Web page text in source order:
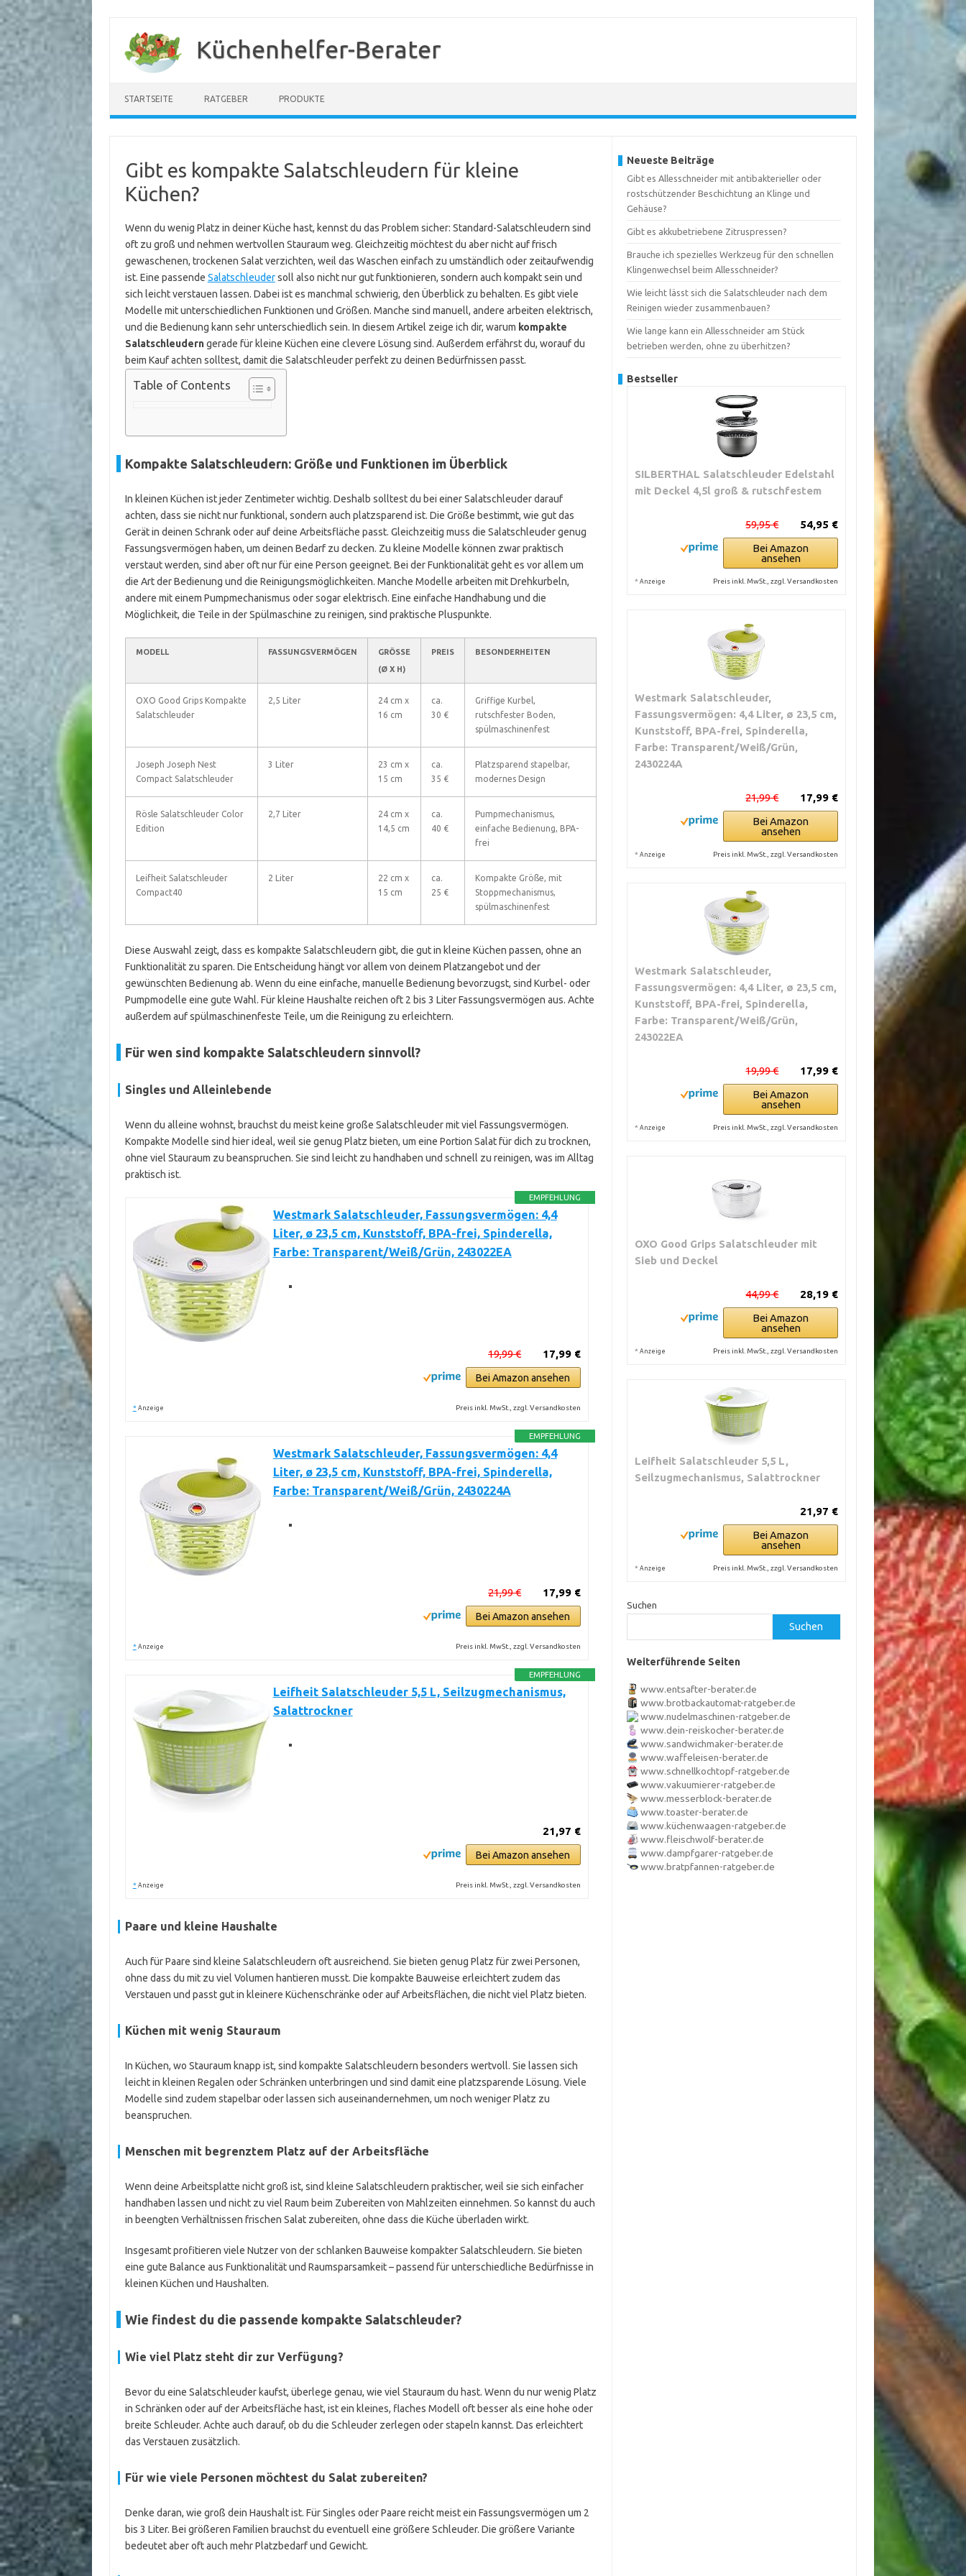
springen
Küchenhelfer-Berater
STARTSEITE RATGEBER PRODUKTE
Gibt es kompakte Salatschleudern für kleine
Küchen?
Wenn du wenig Platz in deiner Küche hast, kennst du das Problem sicher: Standard-Salatschleudern sind
oft zu groß und nehmen wertvollen Stauraum weg. Gleichzeitig möchtest du aber nicht auf frisch
gewaschenen, trockenen Salat verzichten, weil das Waschen einfach zu umständlich oder zeitaufwendig
ist. Eine passende Salatschleudersoll also nicht nur gut funktionieren, sondern auch kompakt sein und
sich leicht verstauen lassen. Dabei ist es manchmal schwierig, den Überblick zu behalten. Es gibt viele
Modelle mit unterschiedlichen Funktionen und Größen. Manche sind manuell, andere arbeiten elektrisch,
und die Bedienung kann sehr unterschiedlich sein. In diesem Artikel zeige ich dir, warum kompakte
Salatschleuderngerade für kleine Küchen eine clevere Lösung sind. Außerdem erfährst du, worauf du
beim Kauf achten solltest, damit die Salatschleuder perfekt zu deinen Bedürfnissen passt.
Table of Contents
Kompakte Salatschleudern: Größe und Funktionen im Überblick
In kleinen Küchen ist jeder Zentimeter wichtig. Deshalb solltest du bei einer Salatschleuder darauf
achten, dass sie nicht nur funktional, sondern auch platzsparend ist. Die Größe bestimmt, wie gut das
Gerät in deinen Schrank oder auf deine Arbeitsfläche passt. Gleichzeitig muss die Salatschleuder genug
Fassungsvermögen haben, um deinen Bedarf zu decken. Zu kleine Modelle können zwar praktisch
verstaut werden, sind aber oft nur für eine Person geeignet. Bei der Funktionalität geht es vor allem um
die Art der Bedienung und die Reinigungsmöglichkeiten. Manche Modelle arbeiten mit Drehkurbeln,
andere mit einem Pumpmechanismus oder sogar elektrisch. Eine einfache Handhabung und die
Möglichkeit, die Teile in der Spülmaschine zu reinigen, sind praktische Pluspunkte.
MODELL FASSUNGSVERMÖGEN
GRÖSSE (
Ø X H)
PREIS BESONDERHEITEN
OXO Good Grips Kompakte
Salatschleuder
2,5 Liter
24 cm x
16 cm
ca.
30 €
Griffige Kurbel,
rutschfester Boden,
spülmaschinenfest
Joseph Joseph Nest
Compact Salatschleuder
3 Liter
23 cm x
15 cm
ca.
35 €
Platzsparend stapelbar,
modernes Design
Rösle Salatschleuder Color
Edition
2,7 Liter
24 cm x
14,5 cm
ca.
40 €
Pumpmechanismus,
einfache Bedienung, BPA-
frei
Leifheit Salatschleuder
Compact40
2 Liter
22 cm x
15 cm
ca.
25 €
Kompakte Größe, mit
Stoppmechanismus,
spülmaschinenfest
Diese Auswahl zeigt, dass es kompakte Salatschleudern gibt, die gut in kleine Küchen passen, ohne an
Funktionalität zu sparen. Die Entscheidung hängt vor allem von deinem Platzangebot und der
gewünschten Bedienung ab. Wenn du eine einfache, manuelle Bedienung bevorzugst, sind Kurbel- oder
Pumpmodelle eine gute Wahl. Für kleine Haushalte reichen oft 2 bis 3 Liter Fassungsvermögen aus. Achte
außerdem auf spülmaschinenfeste Teile, um die Reinigung zu erleichtern.
Für wen sind kompakte Salatschleudern sinnvoll?
Singles und Alleinlebende
Wenn du alleine wohnst, brauchst du meist keine große Salatschleuder mit viel Fassungsvermögen.
Kompakte Modelle sind hier ideal, weil sie genug Platz bieten, um eine Portion Salat für dich zu trocknen,
ohne viel Stauraum zu beanspruchen. Sie sind leicht zu handhaben und schnell zu reinigen, was im Alltag
praktisch ist.
EMPFEHLUNG
Westmark Salatschleuder, Fassungsvermögen: 4,4
Liter, ø 23,5 cm, Kunststoff, BPA-frei, Spinderella,
Farbe: Transparent/Weiß/Grün, 243022EA
17,99 €
19,99 €
Bei Amazon ansehen
* Anzeige Preis inkl. MwSt., zzgl. Versandkosten
EMPFEHLUNG
Westmark Salatschleuder, Fassungsvermögen: 4,4
Liter, ø 23,5 cm, Kunststoff, BPA-frei, Spinderella,
Farbe: Transparent/Weiß/Grün, 2430224A
17,99 €
21,99 €
Bei Amazon ansehen
* Anzeige Preis inkl. MwSt., zzgl. Versandkosten
EMPFEHLUNG
Leifheit Salatschleuder 5,5 L, Seilzugmechanismus,
Salattrockner
21,97 €
Bei Amazon ansehen
* Anzeige Preis inkl. MwSt., zzgl. Versandkosten
Paare und kleine Haushalte
Auch für Paare sind kleine Salatschleudern oft ausreichend. Sie bieten genug Platz für zwei Personen,
ohne dass du mit zu viel Volumen hantieren musst. Die kompakte Bauweise erleichtert zudem das
Verstauen und passt gut in kleinere Küchenschränke oder auf Arbeitsflächen, die nicht viel Platz bieten.
Küchen mit wenig Stauraum
In Küchen, wo Stauraum knapp ist, sind kompakte Salatschleudern besonders wertvoll. Sie lassen sich
leicht in kleinen Regalen oder Schränken unterbringen und sind damit eine platzsparende Lösung. Viele
Modelle sind zudem stapelbar oder lassen sich auseinandernehmen, um noch weniger Platz zu
beanspruchen.
Menschen mit begrenztem Platz auf der Arbeitsfläche
Wenn deine Arbeitsplatte nicht groß ist, sind kleine Salatschleudern praktischer, weil sie sich einfacher
handhaben lassen und nicht zu viel Raum beim Zubereiten von Mahlzeiten einnehmen. So kannst du auch
in beengten Verhältnissen frischen Salat zubereiten, ohne dass die Küche überladen wirkt.
Insgesamt profitieren viele Nutzer von der schlanken Bauweise kompakter Salatschleudern. Sie bieten
eine gute Balance aus Funktionalität und Raumsparsamkeit – passend für unterschiedliche Bedürfnisse in
kleinen Küchen und Haushalten.
Wie findest du die passende kompakte Salatschleuder?
Wie viel Platz steht dir zur Verfügung?
Bevor du eine Salatschleuder kaufst, überlege genau, wie viel Stauraum du hast. Wenn du nur wenig Platz
in Schränken oder auf der Arbeitsfläche hast, ist ein kleines, flaches Modell oft besser als eine hohe oder
breite Schleuder. Achte auch darauf, ob du die Schleuder zerlegen oder stapeln kannst. Das erleichtert
das Verstauen zusätzlich.
Für wie viele Personen möchtest du Salat zubereiten?
Denke daran, wie groß dein Haushalt ist. Für Singles oder Paare reicht meist ein Fassungsvermögen um 2
bis 3 Liter. Bei größeren Familien brauchst du eventuell eine größere Schleuder. Die größere Variante
bedeutet aber oft auch mehr Platzbedarf und Gewicht.
Neueste Beiträge
Gibt es Allesschneider mit antibakterieller oder
rostschützender Beschichtung an Klinge und
Gehäuse?
Gibt es akkubetriebene Zitruspressen?
Brauche ich spezielles Werkzeug für den schnellen
Klingenwechsel beim Allesschneider?
Wie leicht lässt sich die Salatschleuder nach dem
Reinigen wieder zusammenbauen?
Wie lange kann ein Allesschneider am Stück
betrieben werden, ohne zu überhitzen?
Bestseller
SILBERTHAL Salatschleuder Edelstahl
mit Deckel 4,5l groß & rutschfestem
54,95 €
59,95 €
Bei Amazon
ansehen
* Anzeige Preis inkl. MwSt., zzgl. Versandkosten
Westmark Salatschleuder,
Fassungsvermögen: 4,4 Liter, ø 23,5 cm,
Kunststoff, BPA-frei, Spinderella,
Farbe: Transparent/Weiß/Grün,
2430224A
17,99 €
21,99 €
Bei Amazon
ansehen
* Anzeige Preis inkl. MwSt., zzgl. Versandkosten
Westmark Salatschleuder,
Fassungsvermögen: 4,4 Liter, ø 23,5 cm,
Kunststoff, BPA-frei, Spinderella,
Farbe: Transparent/Weiß/Grün,
243022EA
17,99 €
19,99 €
Bei Amazon
ansehen
* Anzeige Preis inkl. MwSt., zzgl. Versandkosten
OXO Good Grips Salatschleuder mit
Sieb und Deckel
28,19 €
44,99 €
Bei Amazon
ansehen
* Anzeige Preis inkl. MwSt., zzgl. Versandkosten
Leifheit Salatschleuder 5,5 L,
Seilzugmechanismus, Salattrockner
21,97 €
Bei Amazon
ansehen
* Anzeige Preis inkl. MwSt., zzgl. Versandkosten
Suchen
Suchen
Weiterführende Seiten
www.entsafter-berater.de
www.brotbackautomat-ratgeber.de
www.nudelmaschinen-ratgeber.de
www.dein-reiskocher-berater.de
www.sandwichmaker-berater.de
www.waffeleisen-berater.de
www.schnellkochtopf-ratgeber.de
www.vakuumierer-ratgeber.de
www.messerblock-berater.de
www.toaster-berater.de
www.küchenwaagen-ratgeber.de
www.fleischwolf-berater.de
www.dampfgarer-ratgeber.de
www.bratpfannen-ratgeber.de